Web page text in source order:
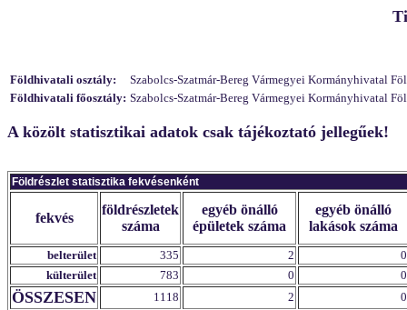
Földhivatali osztály:
Szabolcs-Szatmár-Bereg Vármegyei Kormányhivatal
Földhivatali főosztály: Szabolcs-Szatmár-Bereg Vármegyei Kormányhivatal
A közölt statisztikai adatok csak tájékoztató jellegűek!
Földrészlet statisztika fekvésenként
fekvés
földrészletek
száma
egyéb önálló
épületek száma
egyéb önálló
lakások száma
belterület 335 2
0
külterület
783 0 0
ÖSSZESEN 1118 2 0